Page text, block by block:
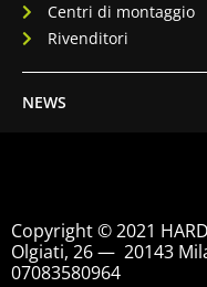
Centri di montaggio
Rivenditori
NEWS
Copyright © 2021
Olgiati, 26 — 20143
07083580964